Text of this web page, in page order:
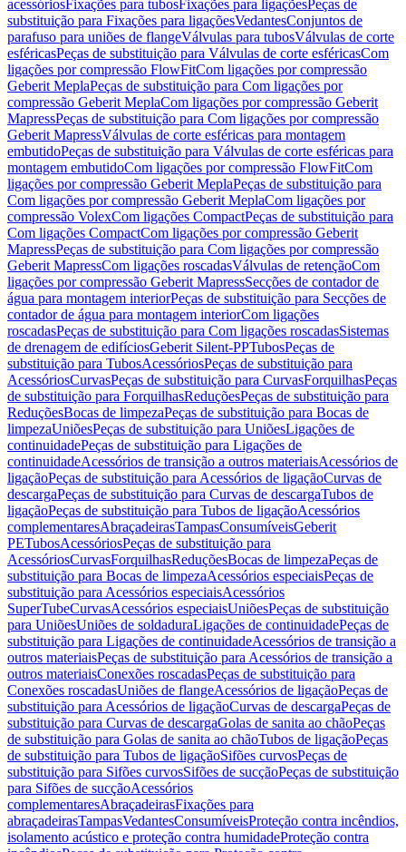
acessóriosFixações para tubosFixações para ligaçõesPeças de
substituição para Fixações para ligaçõesVedantesConjuntos de
parafuso para uniões de flangeVálvulas para tubosVálvulas de corte
esféricasPeças de substituição para Válvulas de corte esféricasCom
ligações por compressão FlowFitCom ligações por compressão
Geberit MeplaPeças de substituição para Com ligações por
compressão Geberit MeplaCom ligações por compressão Geberit
MapressPeças de substituição para Com ligações por compressão
Geberit MapressVálvulas de corte esféricas para montagem
embutidoPeças de substituição para Válvulas de corte esféricas para
montagem embutidoCom ligações por compressão FlowFitCom
ligações por compressão Geberit MeplaPeças de substituição para
Com ligações por compressão Geberit MeplaCom ligações por
compressão VolexCom ligações CompactPeças de substituição para
Com ligações CompactCom ligações por compressão Geberit
MapressPeças de substituição para Com ligações por compressão
Geberit MapressCom ligações roscadasVálvulas de retençãoCom
ligações por compressão Geberit MapressSecções de contador de
água para montagem interiorPeças de substituição para Secções de
contador de água para montagem interiorCom ligações
roscadasPeças de substituição para Com ligações roscadasSistemas
de drenagem de edifíciosGeberit Silent-PPTubosPeças de
substituição para TubosAcessóriosPeças de substituição para
AcessóriosCurvasPeças de substituição para CurvasForquilhasPeças
de substituição para ForquilhasReduçõesPeças de substituição para
ReduçõesBocas de limpezaPeças de substituição para Bocas de
limpezaUniõesPeças de substituição para UniõesLigações de
continuidadePeças de substituição para Ligações de
continuidadeAcessórios de transição a outros materiaisAcessórios de
ligaçãoPeças de substituição para Acessórios de ligaçãoCurvas de
descargaPeças de substituição para Curvas de descargaTubos de
ligaçãoPeças de substituição para Tubos de ligaçãoAcessórios
complementaresAbraçadeirasTampasConsumíveisGeberit
PETubosAcessóriosPeças de substituição para
AcessóriosCurvasForquilhasReduçõesBocas de limpezaPeças de
substituição para Bocas de limpezaAcessórios especiaisPeças de
substituição para Acessórios especiaisAcessórios
SuperTubeCurvasAcessórios especiaisUniõesPeças de substituição
para UniõesUniões de soldaduraLigações de continuidadePeças de
substituição para Ligações de continuidadeAcessórios de transição a
outros materiaisPeças de substituição para Acessórios de transição a
outros materiaisConexões roscadasPeças de substituição para
Conexões roscadasUniões de flangeAcessórios de ligaçãoPeças de
substituição para Acessórios de ligaçãoCurvas de descargaPeças de
substituição para Curvas de descargaGolas de sanita ao chãoPeças
de substituição para Golas de sanita ao chãoTubos de ligaçãoPeças
de substituição para Tubos de ligaçãoSifões curvosPeças de
substituição para Sifões curvosSifões de sucçãoPeças de substituição
para Sifões de sucçãoAcessórios
complementaresAbraçadeirasFixações para
abraçadeirasTampasVedantesConsumíveisProteção contra incêndios,
isolamento acústico e proteção contra humidadeProteção contra